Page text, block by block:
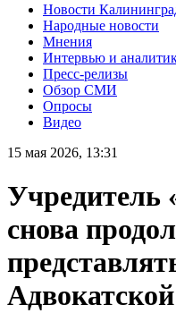
Новости
Народные новости
Мнения
Интервью и
Пресс-релизы
Обзор СМИ
Опросы
Видео
15 мая 2026, 13:31
Учредитель
снова